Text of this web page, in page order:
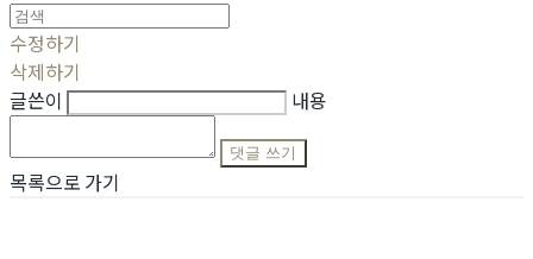
수정하기
삭제하기
글쓴이
내용
댓글 쓰기
목록으로 가기